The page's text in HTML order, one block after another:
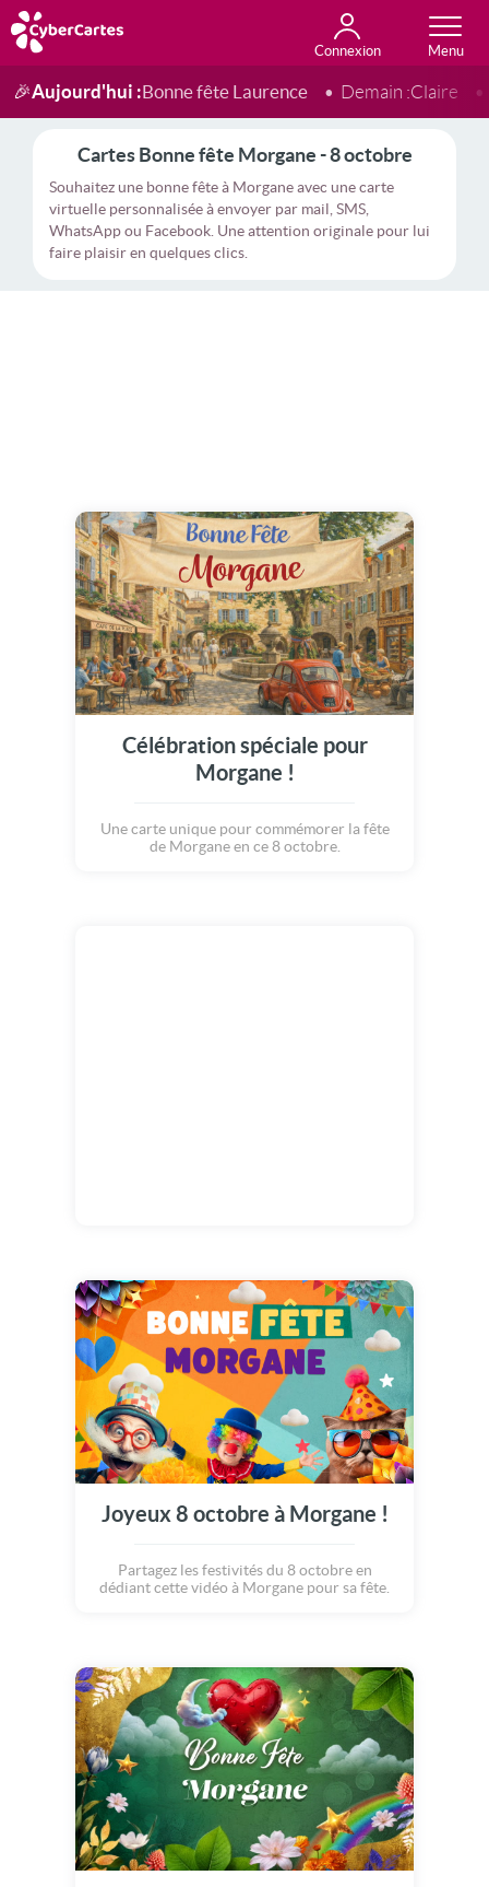
Connexion
Anniversaire
Fête du jour
Amour
Amitié
Merci
Toutes les cartes
🎉Aujourd'hui :Bonne fête Laurence Demain :Claire
Cartes Bonne fête Morgane - 8 octobre
Souhaitez une bonne fête à Morgane avec une carte
virtuelle personnalisée à envoyer par mail, SMS,
WhatsApp ou Facebook. Une attention originale pour lui
faire plaisir en quelques clics.
Célébration spéciale pour
Morgane !
Une carte unique pour commémorer la fête
de Morgane en ce 8 octobre.
Joyeux 8 octobre à Morgane !
Partagez les festivités du 8 octobre en
dédiant cette vidéo à Morgane pour sa fête.